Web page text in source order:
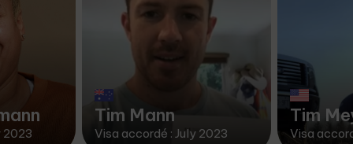
2023
Tim Mann
Visa accordé : July 2023
Tim
Visa